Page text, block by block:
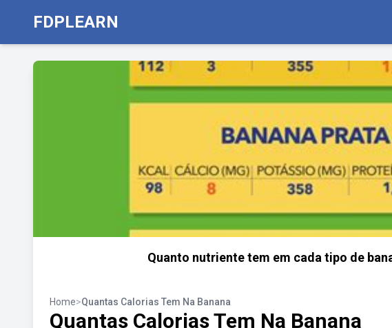
FDPLEARN
Quanto nutriente tem em cada tipo de
Home>Quantas Calorias Tem Na Banana
Quantas Calorias Tem Na Banana